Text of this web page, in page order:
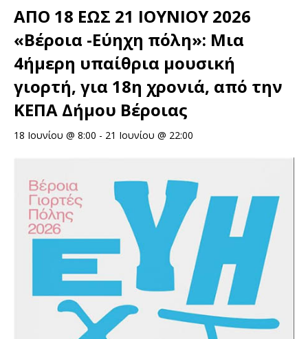
ΑΠΟ 18 ΕΩΣ 21 ΙΟΥΝΙΟΥ 2026
«Βέροια -Εύηχη πόλη»: Μια
4ήμερη υπαίθρια μουσική
γιορτή, για 18η χρονιά, από την
ΚΕΠΑ Δήμου Βέροιας
18 Ιουνίου @ 8:00 - 21 Ιουνίου @ 22:00